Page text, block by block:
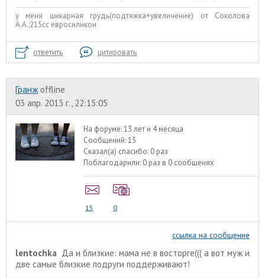
у меня шикарная грудь(подтяжка+увеличение) от Соколова
А.А.;215сс евросиликон
ответить цитировать
Гранж offline
03 апр. 2013 г., 22:15:05
На форуме:13 лет и 4 месяца
Сообщений:15
Сказал(а) спасибо: 0 раз
Поблагодарили: 0 раз в 0 сообщенях
15 0
ссылка на сообщение
lentochka Да и близкие: мама не в восторге((( а вот муж и
две самые близкие подруги поддерживают!